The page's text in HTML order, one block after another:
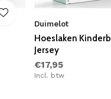
Duimelot
Hoeslaken
Jersey
€17,95
Incl. btw